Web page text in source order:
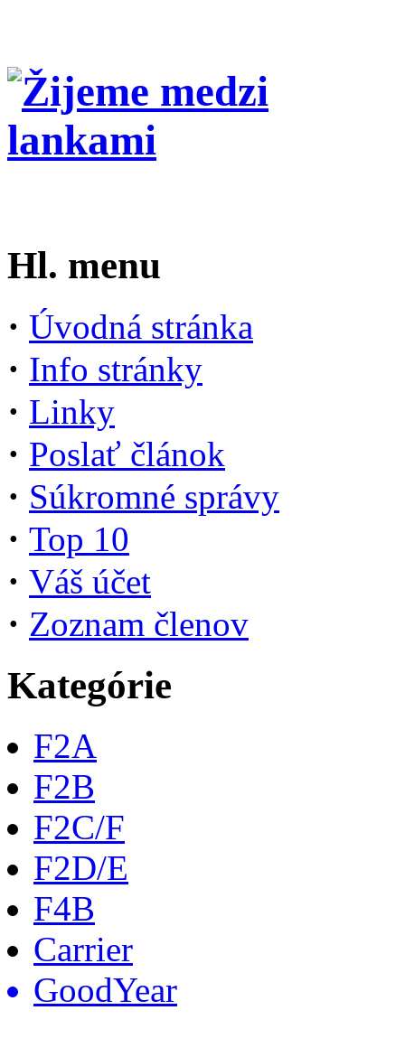
Hl. menu
· Úvodná stránka
· Info stránky
· Linky
· Poslať článok
· Súkromné správy
· Top 10
· Váš účet
· Zoznam členov
Kategórie
F2A
F2B
F2C/F
F2D/E
F4B
Carrier
GoodYear